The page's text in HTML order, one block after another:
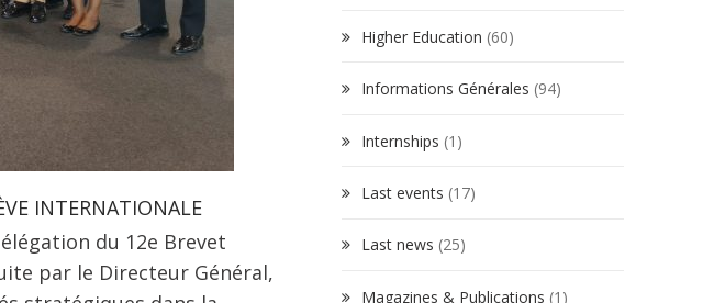
INTERNATIONALE
du 12e Brevet
par le Directeur Général,
Higher Education (60)
Informations Générales (94)
Internships (1)
Last events (17)
Last news (25)
Magazines & Publications (1)